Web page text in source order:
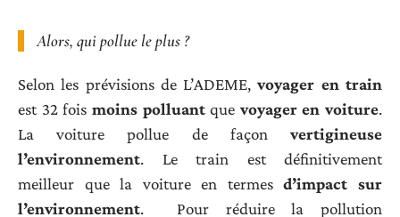
Alors, qui pollue le plus ?
Selon les prévisions de L’ADEME,voyager en train
est 32 fois moins polluantque voyager en voiture.
La voiture pollue de façon vertigineuse
l’environnement. Le train est définitivement
meilleur que la voiture en termesd’impact sur
l’environnement. Pour réduire la pollution